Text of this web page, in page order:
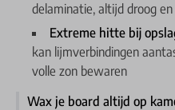
delaminatie, altijd droog
Extreme hitte bij
kan lijmverbindingen
volle zon bewaren
Wax je board altijd op